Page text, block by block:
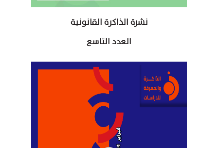
نشرة الذاكرة القانونية
العدد التاسع